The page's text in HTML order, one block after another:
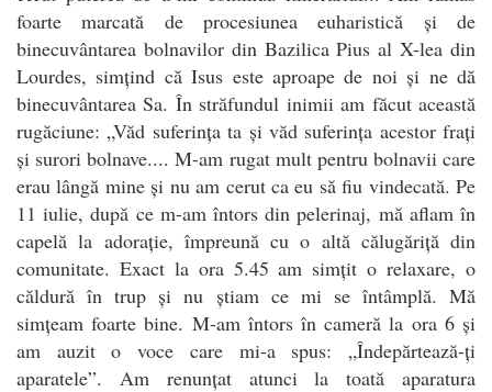
foarte marcată de procesiunea euharistică și de
binecuvântarea bolnavilor din Bazilica Pius al X-lea din
Lourdes, simțind că Isus este aproape de noi și ne dă
binecuvântarea Sa. În străfundul inimii am făcut această
rugăciune: „Văd suferința ta și văd suferința acestor frați
și surori bolnave.... M-am rugat mult pentru bolnavii care
erau lângă mine și nu am cerut ca eu să fiu vindecată. Pe
11 iulie, după ce m-am întors din pelerinaj, mă aflam în
capelă la adorație, împreună cu o altă călugăriță din
comunitate. Exact la ora 5.45 am simțit o relaxare, o
căldură în trup și nu știam ce mi se întâmplă. Mă
simțeam foarte bine. M-am întors în cameră la ora 6 și
am auzit o voce care mi-a spus: „Îndepărtează-ți
aparatele”. Am renunțat atunci la toată aparatura